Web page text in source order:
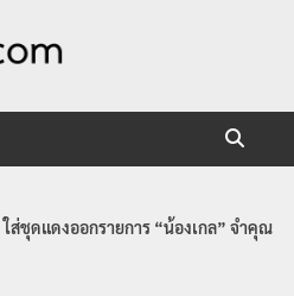
ส่ชุดแดงออกรายการ “น้องเกล” จำคุณ